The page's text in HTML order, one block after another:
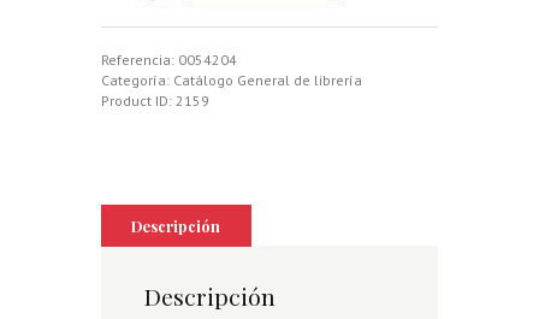
LA
cantidad
Referencia: 0054204
Categoría: Catálogo General de librería
Product ID: 2159
Descripción
Descripción